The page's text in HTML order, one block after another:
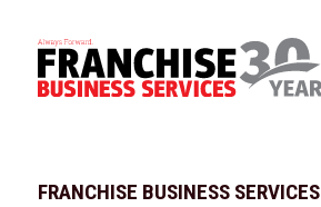
FRANCHISE BUSINESS SERVICES